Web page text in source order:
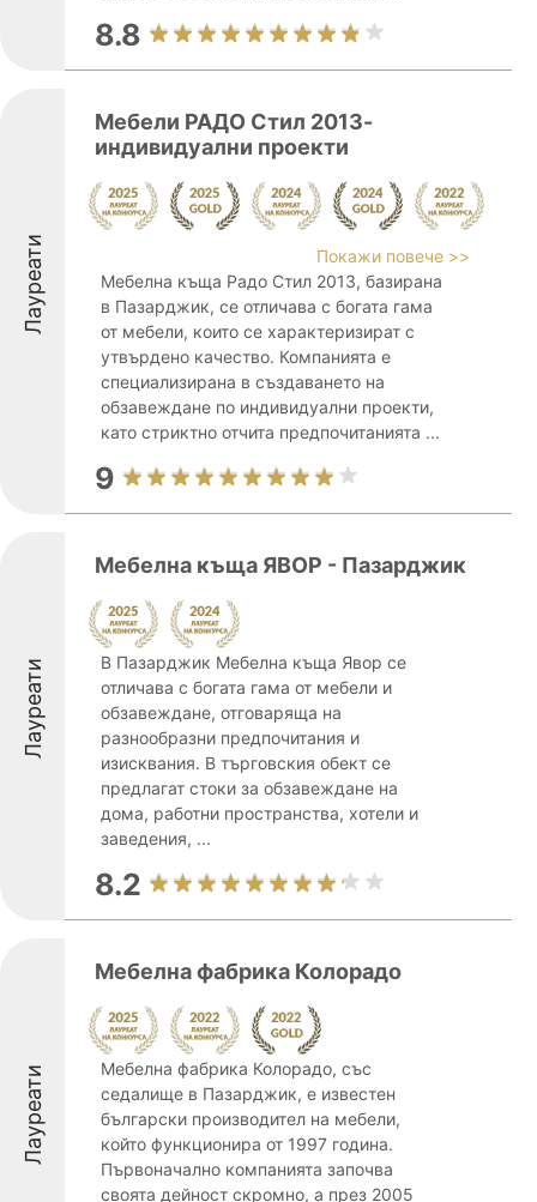
8.8
Лауреати
Мебели РАДО Стил 2013-
индивидуални проекти
Покажи повече >>
Мебелна къща Радо Стил 2013, базирана
в Пазарджик, се отличава с богата гама
от мебели, които се характеризират с
утвърдено качество. Компанията е
специализирана в създаването на
обзавеждане по индивидуални проекти,
като стриктно отчита предпочитанията ...
9
Лауреати
Мебелна къща ЯВОР - Пазарджик
В Пазарджик Мебелна къща Явор се
отличава с богата гама от мебели и
обзавеждане, отговаряща на
разнообразни предпочитания и
изисквания. В търговския обект се
предлагат стоки за обзавеждане на
дома, работни пространства, хотели и
заведения, ...
8.2
Лауреати
Мебелна фабрика Колорадо
Мебелна фабрика Колорадо, със
седалище в Пазарджик, е известен
български производител на мебели,
който функционира от 1997 година.
Първоначално компанията започва
своята дейност скромно, а през 2005